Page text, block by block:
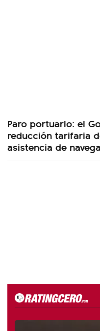
Paro portuario: el
reducción tarifaria
asistencia de